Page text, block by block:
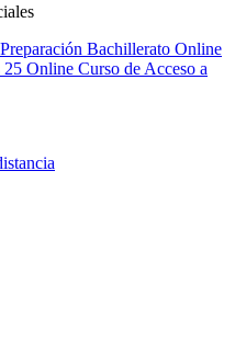
Bachillerato Online
25 Online Curso de Acceso a